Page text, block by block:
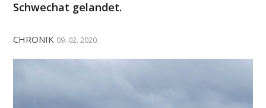
Schwechat gelandet.
CHRONIK 09. 02. 2020.